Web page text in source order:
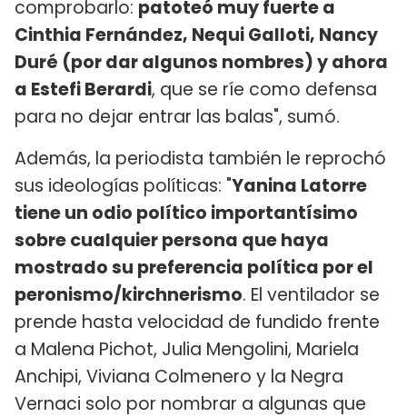
comprobarlo: patoteó muy fuerte a
Cinthia Fernández, Nequi Galloti, Nancy
Duré (por dar algunos nombres) y ahora
a Estefi Berardi, que se ríe como defensa
para no dejar entrar las balas", sumó.
Además, la periodista también le reprochó
sus ideologías políticas: "Yanina Latorre
tiene un odio político importantísimo
sobre cualquier persona que haya
mostrado su preferencia política por el
peronismo/kirchnerismo. El ventilador se
prende hasta velocidad de fundido frente
a Malena Pichot, Julia Mengolini, Mariela
Anchipi, Viviana Colmenero y la Negra
Vernaci solo por nombrar a algunas que